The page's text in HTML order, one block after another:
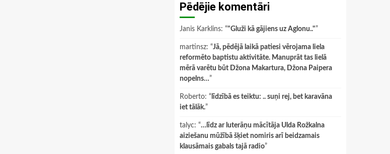
Pēdējie komentāri
Janis Karklins: “"Gluži kā gājiens uz Aglonu.."”
martinsz: “Jā, pēdējā laikā patiesi vērojama liela
reformēto baptistu aktivitāte. Manuprāt tas lielā
mērā varētu būt Džona Makartura, Džona Paipera
nopelns…”
Roberto: “ līdzībā es teiktu: .. suņi rej, bet karavāna
iet tālāk.”
talyc: “…līdz ar luterāņu mācītāja Ulda Rožkalna
aiziešanu mūžībā šķiet nomiris arī beidzamais
klausāmais gabals tajā radio”